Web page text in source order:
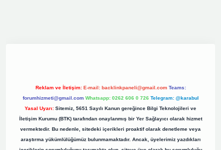
Reklam ve İletişim: E-mail: backlinkpaneli@gmail.com Teams:
forumhizmeti@gmail.com Whatsapp: 0262 606 0 726 Telegram: @karabul
Yasal Uyarı: Sitemiz, 5651 Sayılı Kanun gereğince Bilgi Teknolojileri ve
İletişim Kurumu (BTK) tarafından onaylanmış bir Yer Sağlayıcı olarak hizmet
vermektedir. Bu nedenle, sitedeki içerikleri proaktif olarak denetleme veya
araştırma yükümlülüğümüz bulunmamaktadır. Ancak, üyelerimiz yazdıkları